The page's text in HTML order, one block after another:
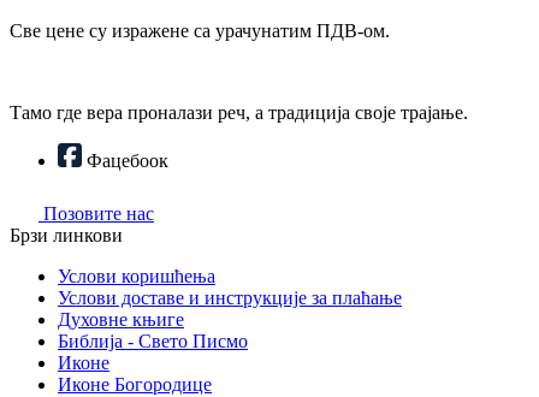
Све цене су изражене са урачунатим ПДВ-ом.
Тамо где вера проналази реч, а традиција своје трајање.
Фацебоок
Позовите нас
Брзи линкови
Услови коришћења
Услови доставе и инструкције за плаћање
Духовне књиге
Библија - Свето Писмо
Иконе
Иконе Богородице